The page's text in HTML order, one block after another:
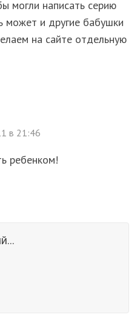
могли написать серию
может и другие бабушки
на сайте отдельную
в 21:46
ребенком!